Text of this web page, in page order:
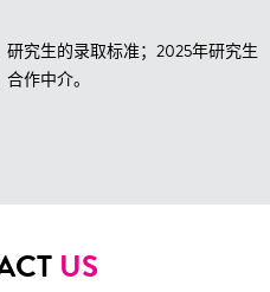
究生的录取标准；2025年研究生
作中介。
US